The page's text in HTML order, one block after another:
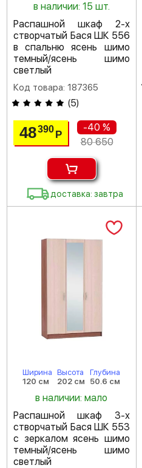
в наличии: 15 шт.
Распашной шкаф 2-х
створчатый Бася ШК 556
в спальню ясень шимо
темный/ясень шимо
светлый
Код товара: 187365
(5)
48390Р
-40 %
80 650
доставка: завтра
Ширина
120 см
Высота
202 см
Глубина
50.6 см
в наличии: мало
Распашной шкаф 3-х
створчатый Бася ШК 553
с зеркалом ясень шимо
темный/ясень шимо
светлый